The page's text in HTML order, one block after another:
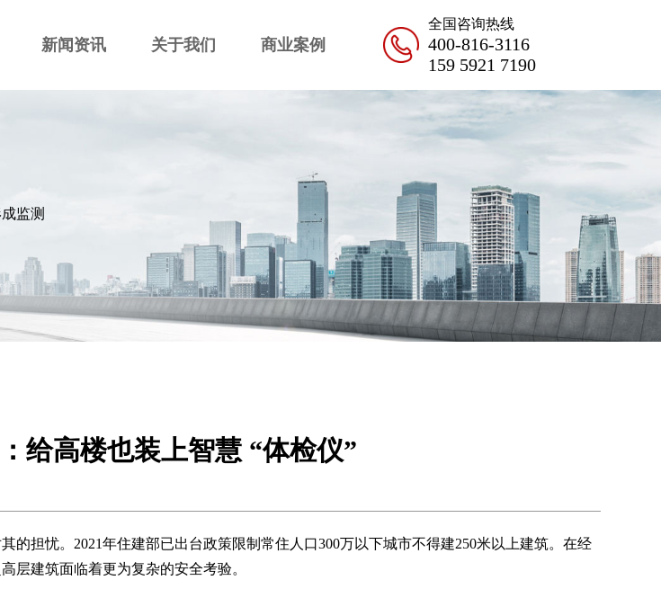
新闻资讯 关于我们 商业案例
全国咨询热线
400-816-3116
159 5921 7190
监测
给高楼也装上智慧 “体检仪”
担忧。2021年住建部已出台政策限制常住人口300万以下城市不得建250米以上建筑。在经
层建筑面临着更为复杂的安全考验。